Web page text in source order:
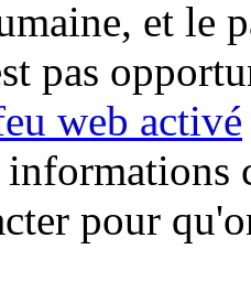
et le
pas
web activé
informations
pour